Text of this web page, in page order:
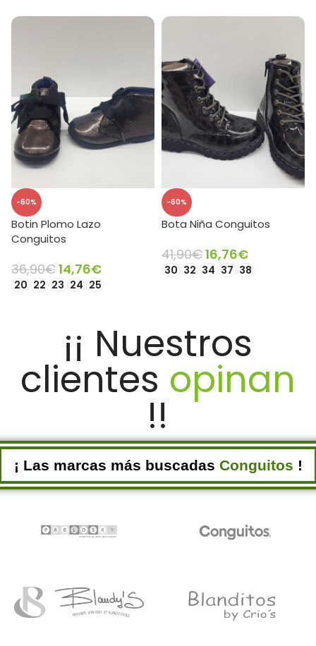
-60%
Botin Plomo Lazo
Conguitos
36,90€14,76€
20 22 23 24 25
-60%
Bota Niña Conguitos
41,90€16,76€
30 32 34 37 38
¡¡ Nuestros
clientes opinan
!!
¡ Las marcas más buscadas Conguitos !